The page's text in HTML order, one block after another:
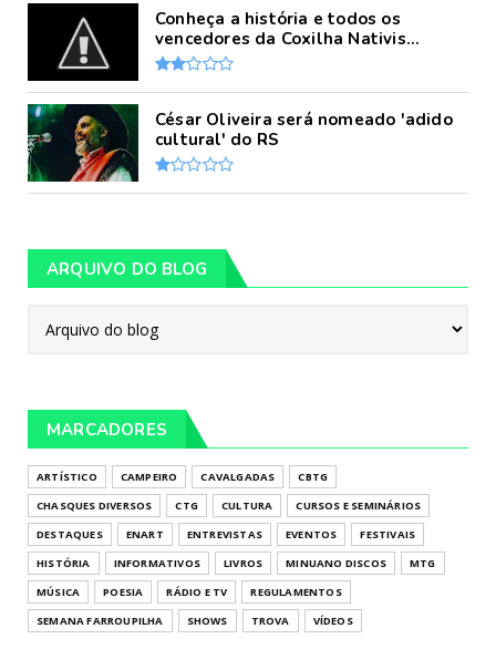
Conheça a história e todos os
vencedores da Coxilha Nativis...
César Oliveira será nomeado 'adido
cultural' do RS
ARQUIVO DO BLOG
MARCADORES
ARTÍSTICO CAMPEIRO CAVALGADAS
CBTG
CHASQUES DIVERSOS
CTG CULTURA
CURSOS E SEMINÁRIOS
DESTAQUES
ENART ENTREVISTAS EVENTOS
FESTIVAIS
HISTÓRIA
INFORMATIVOS LIVROS MINUANO DISCOS
MTG
MÚSICA
POESIA RÁDIO E TV
REGULAMENTOS
SEMANA FARROUPILHA
SHOWS TROVA VÍDEOS